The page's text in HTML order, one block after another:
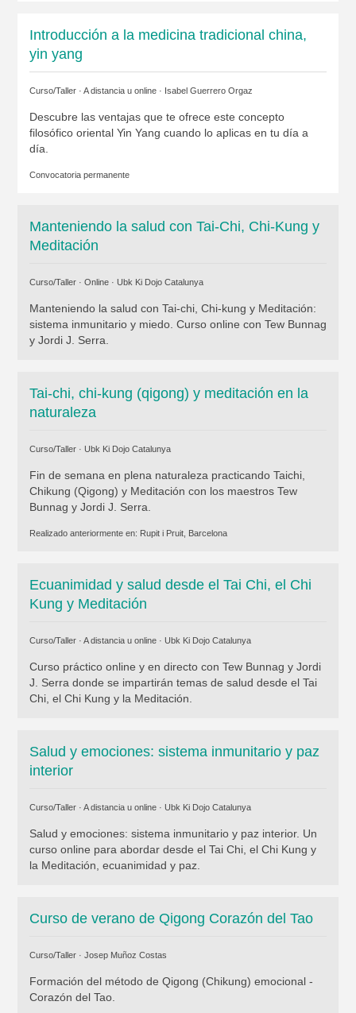
Introducción a la medicina tradicional china,
yin yang
Curso/Taller · A distancia u online · Isabel Guerrero Orgaz
Descubre las ventajas que te ofrece este concepto
filosófico oriental Yin Yang cuando lo aplicas en tu día a
día.
Convocatoria permanente
Manteniendo la salud con Tai-Chi, Chi-Kung y
Meditación
Curso/Taller · Online · Ubk Ki Dojo Catalunya
Manteniendo la salud con Tai-chi, Chi-kung y Meditación:
sistema inmunitario y miedo. Curso online con Tew Bunnag
y Jordi J. Serra.
Tai-chi, chi-kung (qigong) y meditación en la
naturaleza
Curso/Taller · Ubk Ki Dojo Catalunya
Fin de semana en plena naturaleza practicando Taichi,
Chikung (Qigong) y Meditación con los maestros Tew
Bunnag y Jordi J. Serra.
Realizado anteriormente en: Rupit i Pruit, Barcelona
Ecuanimidad y salud desde el Tai Chi, el Chi
Kung y Meditación
Curso/Taller · A distancia u online · Ubk Ki Dojo Catalunya
Curso práctico online y en directo con Tew Bunnag y Jordi
J. Serra donde se impartirán temas de salud desde el Tai
Chi, el Chi Kung y la Meditación.
Salud y emociones: sistema inmunitario y paz
interior
Curso/Taller · A distancia u online · Ubk Ki Dojo Catalunya
Salud y emociones: sistema inmunitario y paz interior. Un
curso online para abordar desde el Tai Chi, el Chi Kung y
la Meditación, ecuanimidad y paz.
Curso de verano de Qigong Corazón del Tao
Curso/Taller · Josep Muñoz Costas
Formación del método de Qigong (Chikung) emocional -
Corazón del Tao.